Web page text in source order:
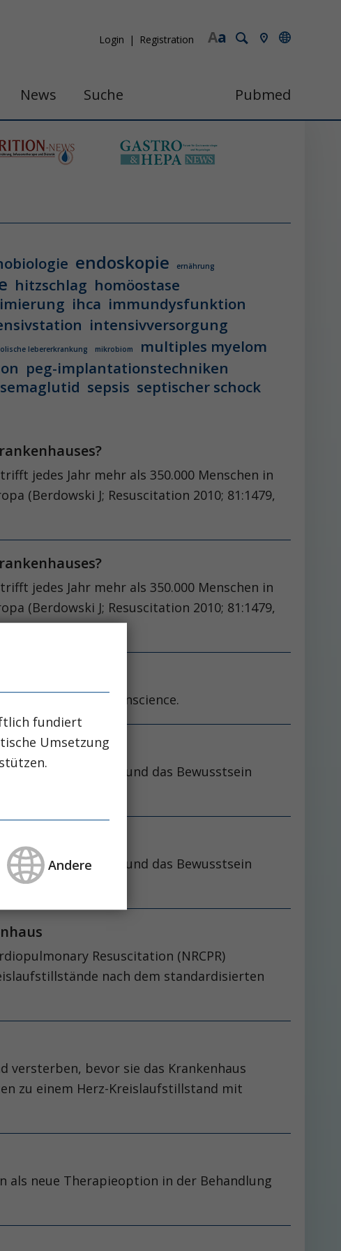
a
A
Login Registration
News Suche Pubmed
endoskopie ernährung
hitzschlag homöostase
ihca immundysfunktion
intensivversorgung
lebererkrankung mikrobiom
multiples myelom
peg-implantationstechniken
semaglutid sepsis septischer schock
jedes Jahr mehr als 350.000 Menschen in
(Berdowski J; Resuscitation 2010; 81:1479,
jedes Jahr mehr als 350.000 Menschen in
(Berdowski J; Resuscitation 2010; 81:1479,
la victime perd conscience.
zum Erliegen und das Bewusstsein
zum Erliegen und das Bewusstsein
Resuscitation (NRCPR)
nach dem standardisierten
versterben, bevor sie das Krankenhaus
zu einem Herz-Kreislaufstillstand mit
als neue Therapieoption in der Behandlung
fundiert
Umsetzung
Andere